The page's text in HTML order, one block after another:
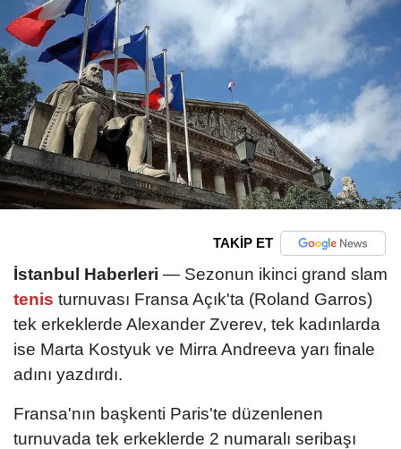
TAKİP ET
İstanbul Haberleri — Sezonun ikinci grand slam
tenis turnuvası Fransa Açık'ta (Roland Garros)
tek erkeklerde Alexander Zverev, tek kadınlarda
ise Marta Kostyuk ve Mirra Andreeva yarı finale
adını yazdırdı.
Fransa'nın başkenti Paris'te düzenlenen
turnuvada tek erkeklerde 2 numaralı seribaşı